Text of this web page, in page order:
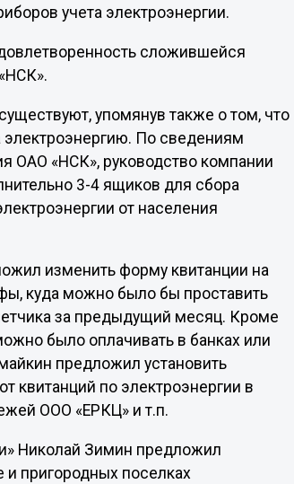
учета электроэнергии.
сложившейся
упомянув также о том, что
электроэнергию. По сведениям
ОАО «НСК», руководство компании
3-4 ящиков для сбора
от населения
изменить форму квитанции на
куда можно было бы проставить
за предыдущий месяц. Кроме
было оплачивать в банках или
предложил установить
квитанций по электроэнергии в
ООО «ЕРКЦ» и т.п.
Николай Зимин предложил
и пригородных поселках